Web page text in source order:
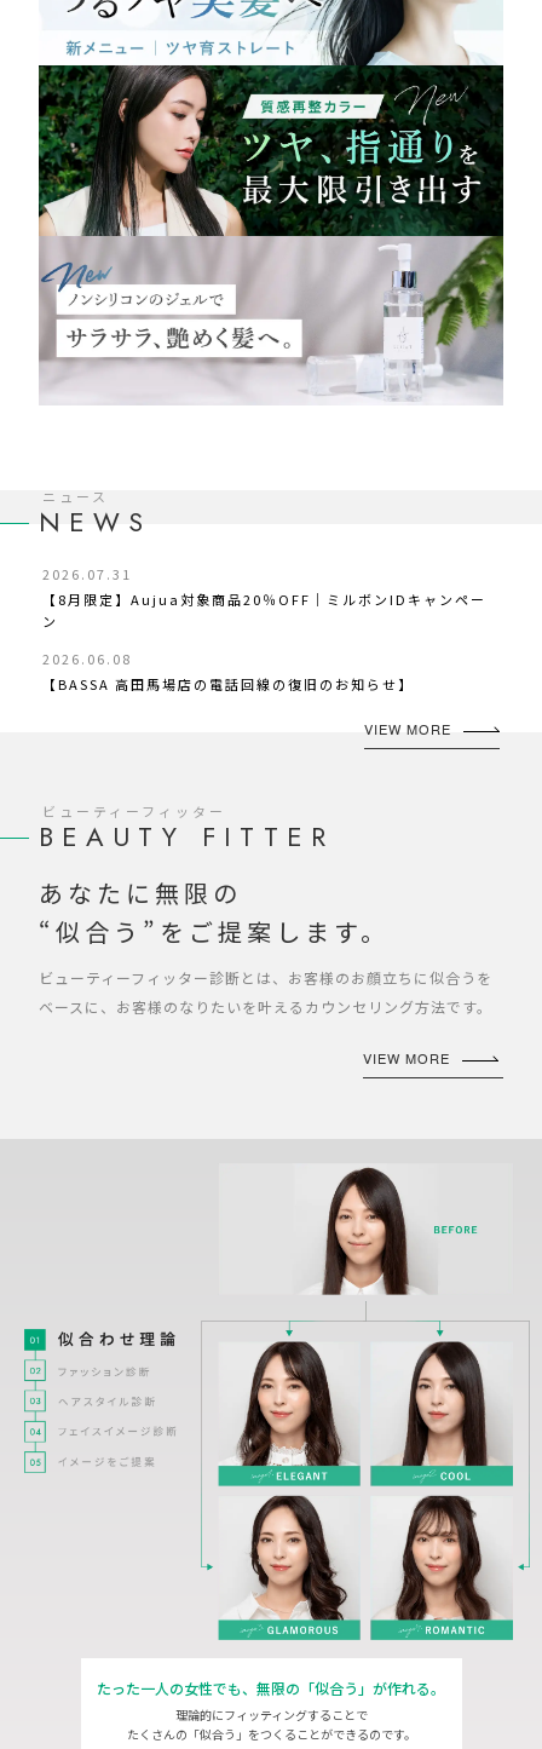
NEWS
ニュース
2026.07.31
【8月限定】Aujua対象商品20％OFF｜ミルボンIDキャンペー
ン
2026.06.08
【BASSA 高田馬場店の電話回線の復旧のお知らせ】
VIEW MORE
BEAUTY FITTER
ビューティーフィッター
あなたに無限の
“似合う”をご提案します。
ビューティーフィッター診断とは、お客様のお顔立ちに似合うを
ベースに、お客様のなりたいを叶えるカウンセリング方法です。
VIEW MORE
たった一人の女性でも、 無限の「似合う」が作れる。
理論的にフィッティングすることで
たくさんの「似合う」をつくることができるのです。